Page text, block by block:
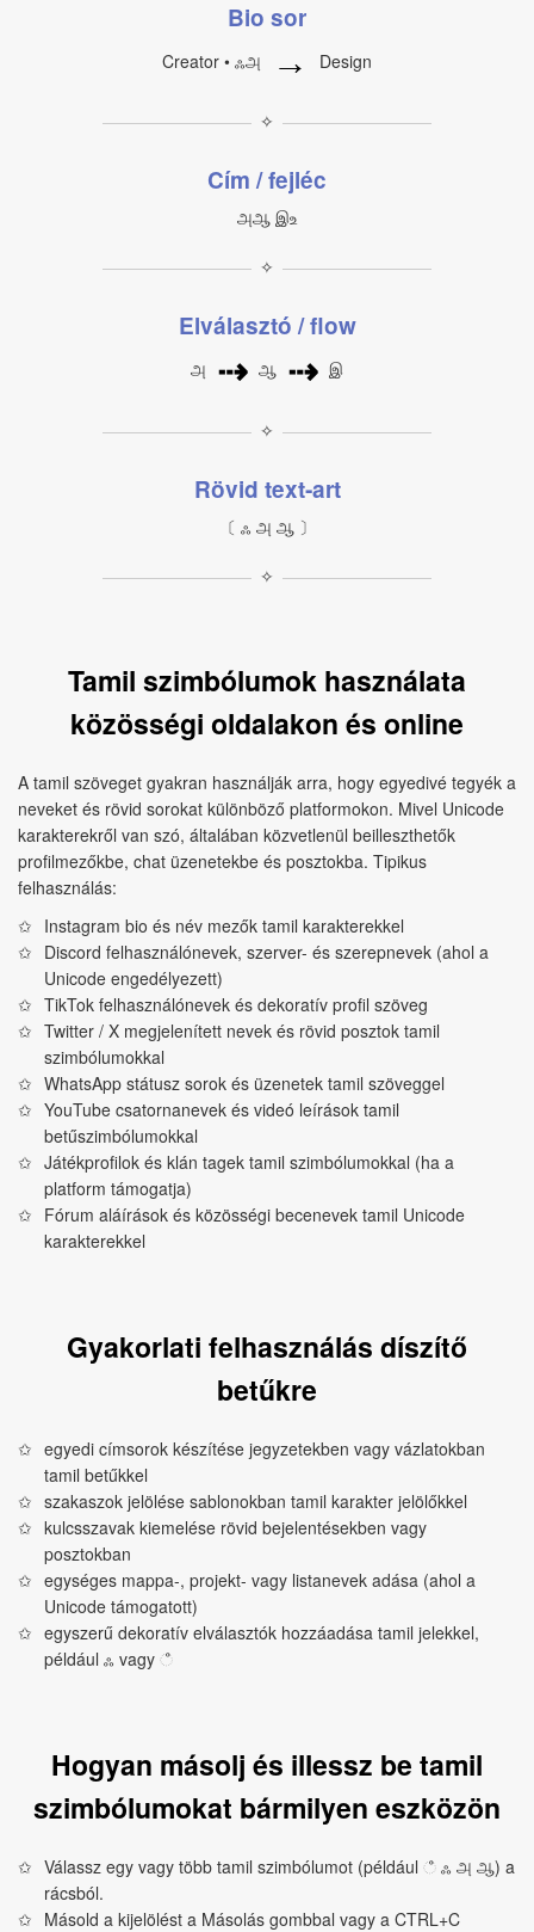
Bio sor
Creator • ஃஅ → Design
✧
Cím / fejléc
அஆ இஉ
✧
Elválasztó / flow
அ ⇢ ஆ ⇢ இ
✧
Rövid text‑art
〔 ஃ அ ஆ 〕
✧
Tamil szimbólumok használata
közösségi oldalakon és online
A tamil szöveget gyakran használják arra, hogy egyedivé tegyék a
neveket és rövid sorokat különböző platformokon. Mivel Unicode
karakterekről van szó, általában közvetlenül beilleszthetők
profilmezőkbe, chat üzenetekbe és posztokba. Tipikus
felhasználás:
Instagram bio és név mezők tamil karakterekkel
Discord felhasználónevek, szerver- és szerepnevek (ahol a
Unicode engedélyezett)
TikTok felhasználónevek és dekoratív profil szöveg
Twitter / X megjelenített nevek és rövid posztok tamil
szimbólumokkal
WhatsApp státusz sorok és üzenetek tamil szöveggel
YouTube csatornanevek és videó leírások tamil
betűszimbólumokkal
Játékprofilok és klán tagek tamil szimbólumokkal (ha a
platform támogatja)
Fórum aláírások és közösségi becenevek tamil Unicode
karakterekkel
Gyakorlati felhasználás díszítő
betűkre
egyedi címsorok készítése jegyzetekben vagy vázlatokban
tamil betűkkel
szakaszok jelölése sablonokban tamil karakter jelölőkkel
kulcsszavak kiemelése rövid bejelentésekben vagy
posztokban
egységes mappa-, projekt- vagy listanevek adása (ahol a
Unicode támogatott)
egyszerű dekoratív elválasztók hozzáadása tamil jelekkel,
például ஃ vagy ஂ
Hogyan másolj és illessz be tamil
szimbólumokat bármilyen eszközön
Válassz egy vagy több tamil szimbólumot (például ஂ ஃ அ ஆ) a
rácsból.
Másold a kijelölést a Másolás gombbal vagy a CTRL+C